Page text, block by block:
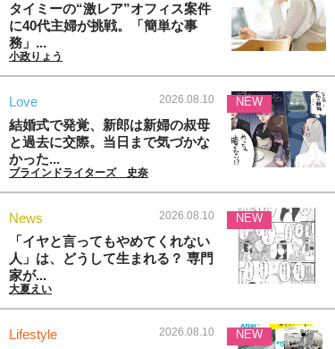
タイミーの“激レア”オフィス案件
に40代主婦が挑戦。「簡単な事
務」...
小政りょう
Love 2026.08.10
結婚式で発覚、新郎は新婦の叔母
と過去に交際。当日まで気づかな
かった...
ブラインドライターズ 史奈
NEW
News 2026.08.10
「イヤと言ってもやめてくれない
人」は、どうして生まれる？ 専門
家が...
大夏えい
NEW
Lifestyle 2026.08.10 NEW